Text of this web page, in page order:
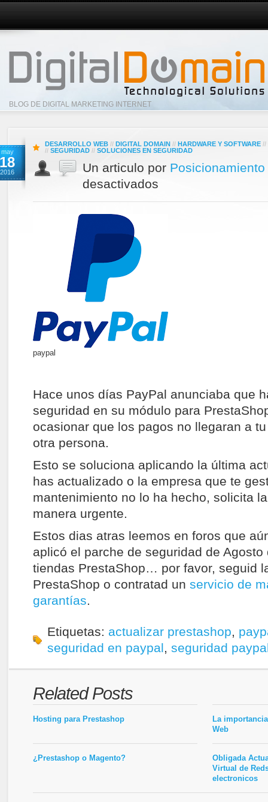
BLOG DE DIGITAL MARKETING INTERNET
may
18
2016
DESARROLLO WEB // DIGITAL DOMAIN // HARDWARE Y SOFTWARE //
// SEGURIDAD // SOLUCIONES EN SEGURIDAD
Un articulo por Posicionamiento
desactivados
paypal
Hace unos días PayPal anunciaba que
seguridad en su módulo para
ocasionar que los pagos no llegaran a
otra persona.
Esto se soluciona aplicando la última
has actualizado o la empresa que te
mantenimiento no lo ha hecho, solicita
manera urgente.
Estos dias atras leemos en foros que
aplicó el parche de seguridad de
tiendas PrestaShop… por favor, seguid
PrestaShop o contratad un servicio de
garantías.
Etiquetas: actualizar prestashop,
seguridad en paypal, seguridad
Related Posts
Hosting para Prestashop
La
Web
¿Prestashop o Magento?
Obligada
Virtual de
electronicos